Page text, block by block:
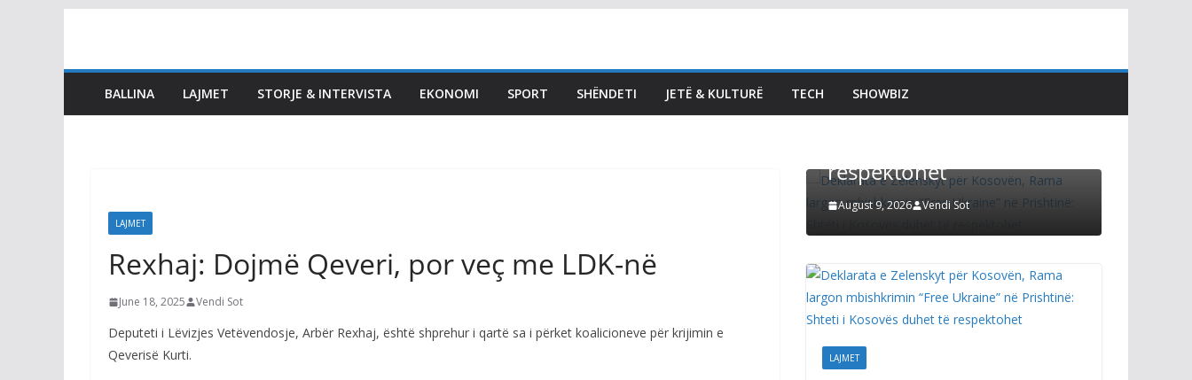
content
BALLINA LAJMET STORJE & INTERVISTA EKONOMI SPORT SHËNDETI JETË & KULTURË TECH SHOWBIZ
LAJMET
Rexhaj: Dojmë Qeveri, por veç me LDK-në
June 18, 2025 Vendi Sot
Deputeti i Lëvizjes Vetëvendosje, Arbër Rexhaj, është shprehur i qartë sa i përket koalicioneve për krijimin e
Qeverisë Kurti.
A është seanca
antikushtetuese? Kurti
gazetarëve: Kryesuesi e
Kosovën, Rama largon
mbishkrimin “Free
Ukraine” në Prishtinë:
respektohet
August 9, 2026 Vendi Sot
LAJMET